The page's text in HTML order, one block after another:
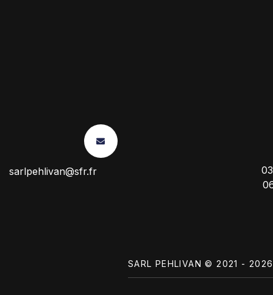
sarlpehlivan@sfr.fr
SARL PEHLIVAN © 2021 - 2026